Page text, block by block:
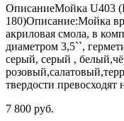
ОписаниеМойка U403
180)Описание:Мойка
акриловая смола, в
диаметром 3,5``,
серый, серый ,
твердости превосходят
7 800 руб.